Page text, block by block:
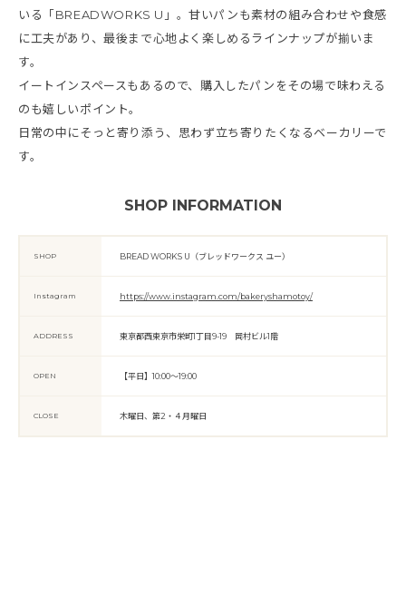
いる「BREADWORKS U」。甘いパンも素材の組み合わせや食感
に工夫があり、最後まで心地よく楽しめるラインナップが揃いま
す。
イートインスペースもあるので、購入したパンをその場で味わえる
のも嬉しいポイント。
日常の中にそっと寄り添う、思わず立ち寄りたくなるベーカリーで
す。
SHOP INFORMATION
SHOP BREAD WORKS U（ブレッドワークス ユー）
Instagram https://www.instagram.com/bakeryshamotoy/
ADDRESS 東京都西東京市栄町1丁目9-19 岡村ビル1階
OPEN 【平日】10:00～19:00
CLOSE 木曜日、第2・４月曜日